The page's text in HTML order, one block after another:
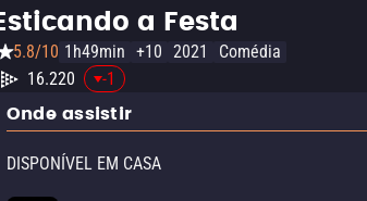
a Festa
5.8/10 1h49min +10 2021
Comédia
16.220
-1
Onde assistir
DISPONÍVEL EM CASA